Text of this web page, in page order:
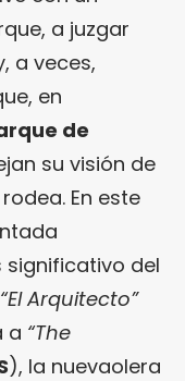
a juzgar
a veces,
en
de
su visión de
En este
del
“El Arquitecto”
a “The
), la nuevaolera